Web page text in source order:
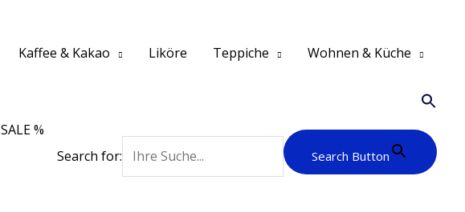
Kaffee & Kakao Liköre Teppiche Wohnen & Küche
SALE %
Search for:
Search Button